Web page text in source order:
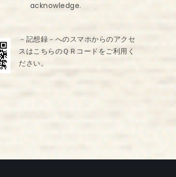
acknowledge.
－記想録－へのスマホからのアクセ
スはこちらのＱＲコードをご利用く
ださい。